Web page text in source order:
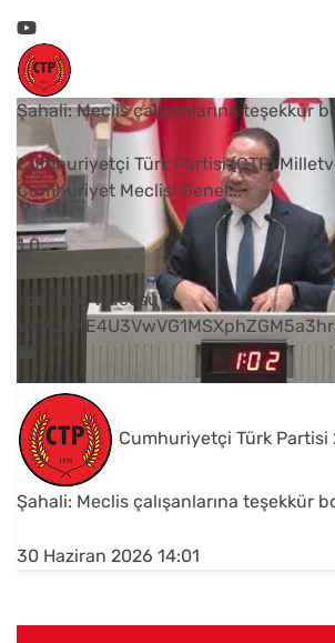
Şahali: Meclis çalışanlarına teşekkür
Cumhuriyetçi Türk Partisi (CTP)
Cumhuriyet Meclisi Genel...
1 0
YouTube Videosu
Cumhuriyetçi Türk Partisi
Şahali: Meclis çalışanlarına teşekkür
30 Haziran 2026 14:01